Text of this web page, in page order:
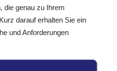
die genau zu Ihrem
darauf erhalten Sie ein
und Anforderungen